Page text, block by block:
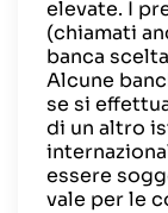
elevate. I
(chiamati
banca
Alcune
se si
di un altro
essere
vale per le